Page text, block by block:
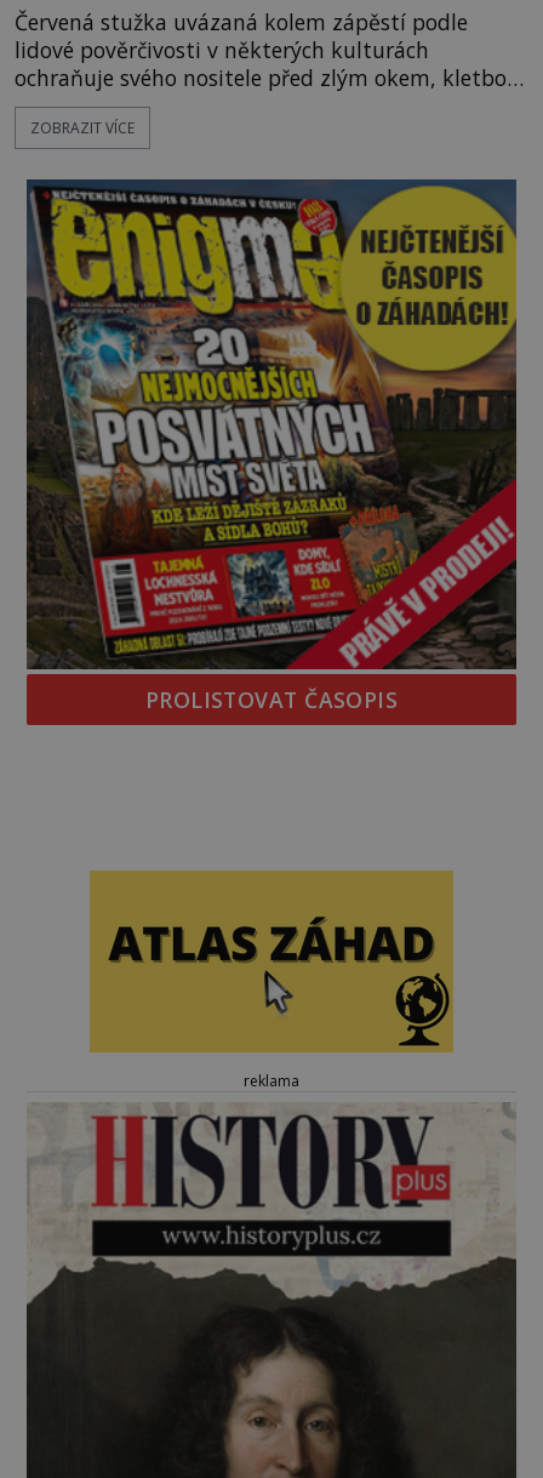
Červená stužka uvázaná kolem zápěstí podle
lidové pověrčivosti v některých kulturách
ochraňuje svého nositele před zlým okem, kletbou,
která může přivodit neštěstí či nemoc. S tímto
nenápadným symbolem magické ochrany lze
nebo Leonarda DiCapria. Na Blízkém východě a v
židovských komunitách po celém světě, je
ZOBRAZIT VÍCE
PROLISTOVAT ČASOPIS
reklama